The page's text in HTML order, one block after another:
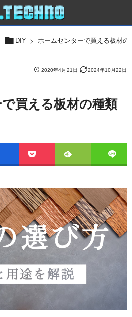
DIY ホームセンターで買える板材の
2020年4月21日 2024年10月22日
買える板材の種類